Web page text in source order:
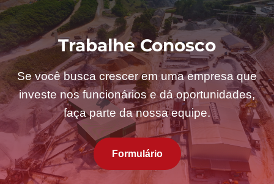
Trabalhe Conosco
Se você busca crescer em uma empresa que
investe nos funcionários e dá oportunidades,
faça parte da nossa equipe.
Formulário